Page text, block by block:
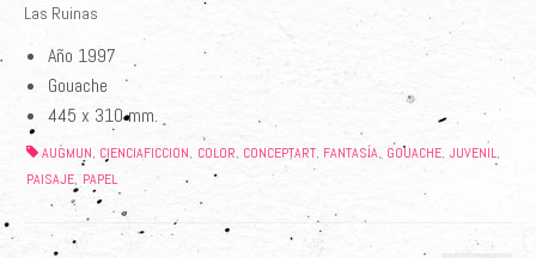
Las Ruinas
Año 1997
Gouache
445 x 310 mm.
AUGMUN, CIENCIAFICCION, COLOR, CONCEPTART, FANTASÍA, GOUACHE, JUVENIL,
PAISAJE, PAPEL